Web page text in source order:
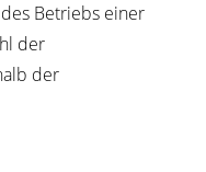
Betriebs einer
der
der